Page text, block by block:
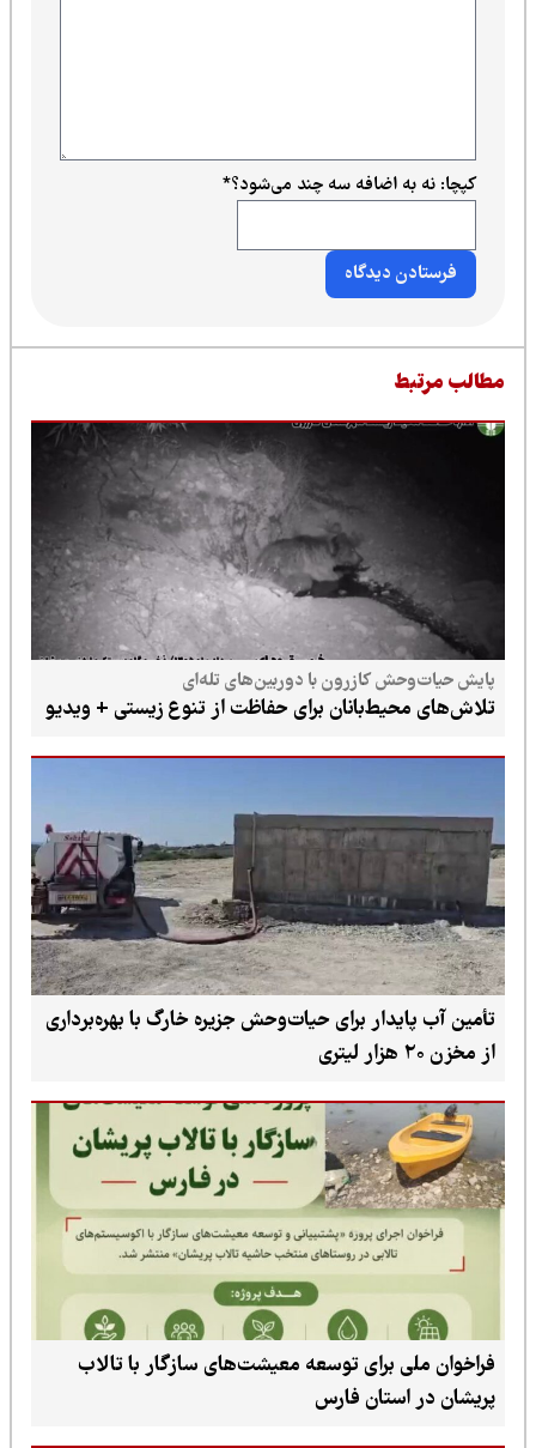
کپچا: نه به اضافه سه چند می‌شود؟*
مرتبط
پایش حیات‌وحش کازرون با دوربین‌های تله‌ای
تلاش‌های محیط‌بانان برای حفاظت از تنوع زیستی + ویدیو
تأمین آب پایدار برای حیات‌وحش جزیره خارگ با بهره‌برداری
از مخزن ۲۰ هزار لیتری
فراخوان ملی برای توسعه معیشت‌های سازگار با تالاب
پریشان در استان فارس